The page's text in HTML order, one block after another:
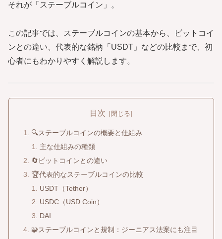
それが「ステーブルコイン」。
この記事では、ステーブルコインの基本から、ビットコイ
ンとの違い、代表的な銘柄「USDT」などの比較まで、初
心者にもわかりやすく解説します。
目次
🔍ステーブルコインの概要と仕組み
主な仕組みの種類
🔄ビットコインとの違い
🏆代表的なステーブルコインの比較
USDT（Tether）
USDC（USD Coin）
DAI
🧩ステーブルコインと規制：ジーニアス法案にも注目